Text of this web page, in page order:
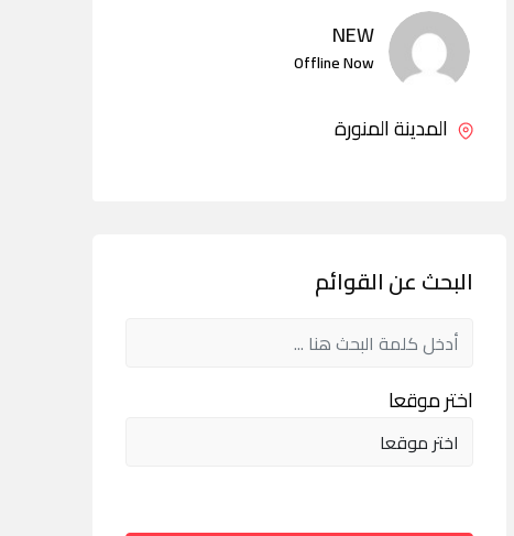
NEW
Offline Now
المدينة المنورة
البحث عن القوائم
اختر موقعا